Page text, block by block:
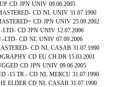
CD JPN UNIV 09.06.2005
CD NL UNIV 31.07.1990
CD JPN UNIV 25.09.2002
LTD- CD JPN UNIV 12.07.2006
-LTD- CD NL UNIV 07.09.2006
CD NL CASAB 31.07.1990
CD EU CH.DR 15.03.2001
CD JPN UNIV 09.06.2005
-15 TR.- CD NL MERCU 31.07.1990
ELDER CD NL CASAB 31.07.1990